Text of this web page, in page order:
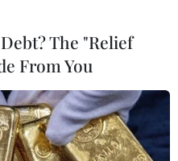
vô địch bóng đá châu
7/7 (giờ Việt Nam), Bồ
The "Relief
From You